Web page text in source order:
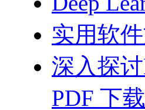
实用软
深入探
PDF 下载